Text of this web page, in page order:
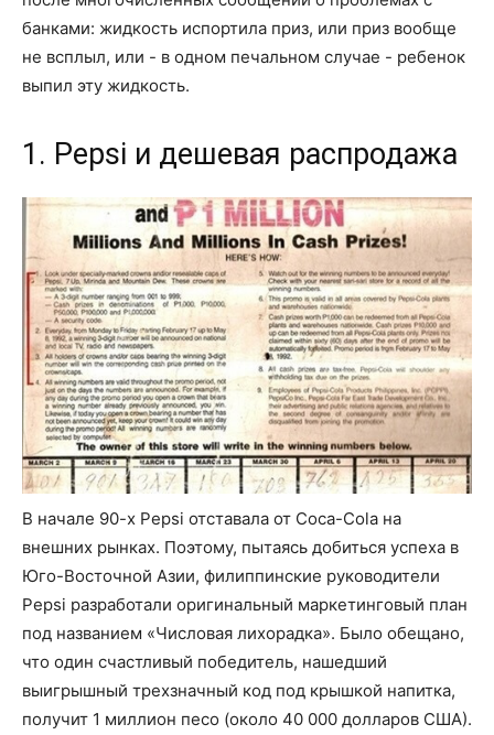
банками: жидкость испортила приз, или приз вообще
не всплыл, или - в одном печальном случае - ребенок
выпил эту жидкость.
1. Pepsi и дешевая распродажа
В начале 90-х Pepsi отставала от Coca-Cola на
внешних рынках. Поэтому, пытаясь добиться успеха в
Юго-Восточной Азии, филиппинские руководители
Pepsi разработали оригинальный маркетинговый план
под названием «Числовая лихорадка». Было обещано,
что один счастливый победитель, нашедший
выигрышный трехзначный код под крышкой напитка,
получит 1 миллион песо (около 40 000 долларов США).